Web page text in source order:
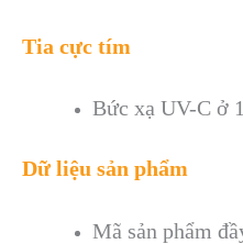
Tia cực tím
Bức xạ UV-C ở
Dữ liệu sản phẩm
Mã sản phẩm